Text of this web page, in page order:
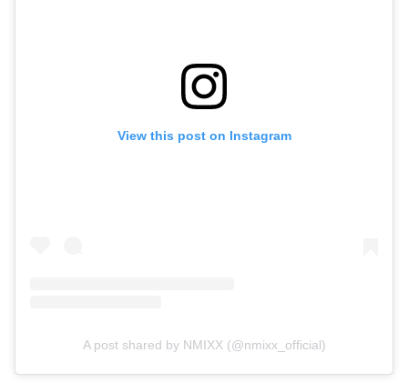
View this post on Instagram
A post shared by NMIXX (@nmixx_official)